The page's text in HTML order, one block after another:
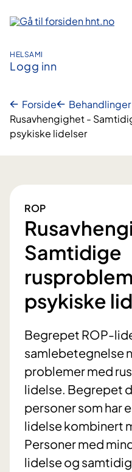
innhold
HELSAMI
Logg inn
Forside
Behandlinger
Rusavhengighet -
psykiske lidelser
ROP
Samtidige
psykiske
Begrepet ROP-
samlebetegnelse
problemer med
lidelse. Begrepet
personer som har
lidelse kombinert
Personer med
lidelse og